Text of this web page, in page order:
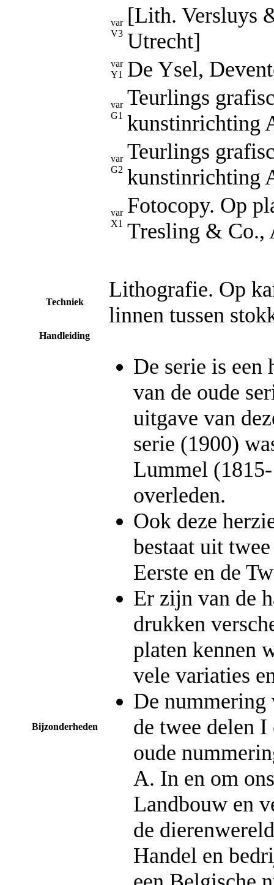
var
V3
[Lith. Versluys
Utrecht]
var
Y1
De Ysel,
var
G1
Teurlings
kunstinrichting
var
G2
Teurlings
kunstinrichting
var
X1
Fotocopy. Op
Tresling & Co.,
Techniek
Lithografie. Op
linnen tussen
Handleiding
Bijzonderheden
De serie is een
van de oude
uitgave van
serie (1900)
Lummel
overleden.
Ook deze
bestaat uit
Eerste en de
Er zijn van de
drukken
platen kennen
vele variaties
De
de twee delen
oude
A. In en om
Landbouw en
de
Handel en